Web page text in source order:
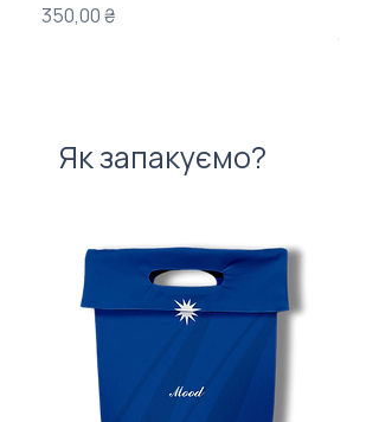
Ціна
350,00 ₴
Ціна
1
Як запакуємо?